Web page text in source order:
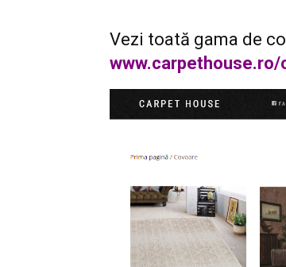
Vezi toată gama de